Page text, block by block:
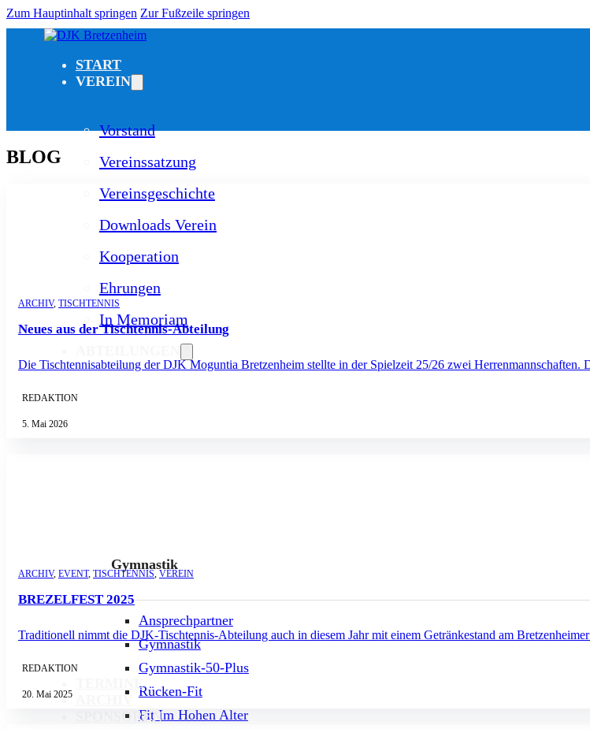
Zum Hauptinhalt springen Zur Fußzeile springen
START
VEREIN
Vorstand
Vereinssatzung
Vereinsgeschichte
Downloads Verein
Kooperation
Ehrungen
In Memoriam
Gymnastik
Ansprechpartner
Gymnastik
Gymnastik-50-Plus
Rücken-Fit
Fit Im Hohen Alter
TERMINE
SPONSOREN
BLOG
ARCHIV, TISCHTENNIS
Neues aus der Tischtennis-Abteilung
Die Tischtennisabteilung der DJK Moguntia Bretzenheim stellte in der Spielzeit 25/26 zwei Herrenmannschaften.
REDAKTION
5. Mai 2026
ARCHIV, EVENT, TISCHTENNIS, VEREIN
BREZELFEST 2025
Traditionell nimmt die DJK-Tischtennis-Abteilung auch in diesem Jahr mit einem Getränkestand am
REDAKTION
20. Mai 2025